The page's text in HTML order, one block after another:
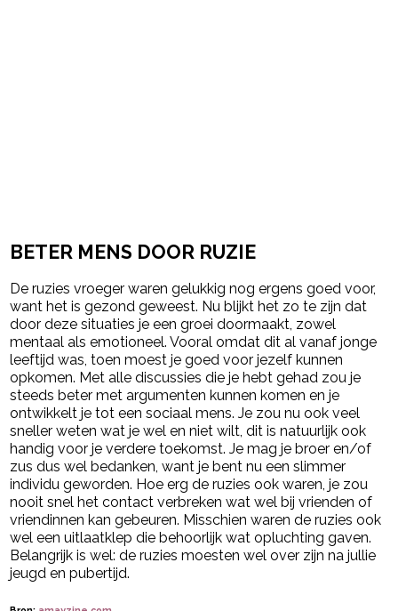
BETER MENS DOOR RUZIE
De ruzies vroeger waren gelukkig nog ergens goed voor,
want het is gezond geweest. Nu blijkt het zo te zijn dat
door deze situaties je een groei doormaakt, zowel
mentaal als emotioneel. Vooral omdat dit al vanaf jonge
leeftijd was, toen moest je goed voor jezelf kunnen
opkomen. Met alle discussies die je hebt gehad zou je
steeds beter met argumenten kunnen komen en je
ontwikkelt je tot een sociaal mens. Je zou nu ook veel
sneller weten wat je wel en niet wilt, dit is natuurlijk ook
handig voor je verdere toekomst. Je mag je broer en/of
zus dus wel bedanken, want je bent nu een slimmer
individu geworden. Hoe erg de ruzies ook waren, je zou
nooit snel het contact verbreken wat wel bij vrienden of
vriendinnen kan gebeuren. Misschien waren de ruzies ook
wel een uitlaatklep die behoorlijk wat opluchting gaven.
Belangrijk is wel: de ruzies moesten wel over zijn na jullie
jeugd en pubertijd.